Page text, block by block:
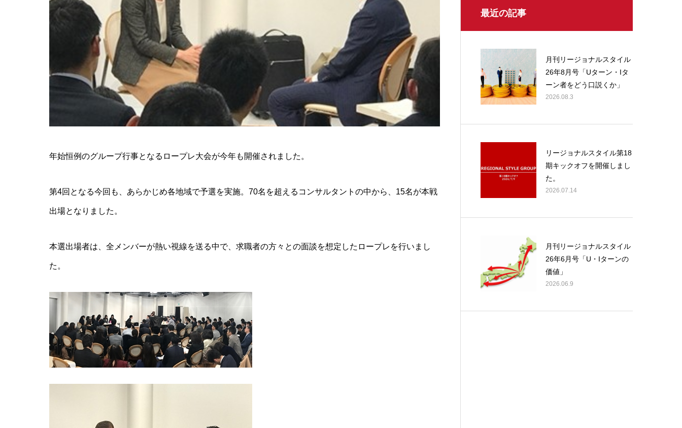
年始恒例のグループ行事となるロープレ大会が今年も開催されました。
第4回となる今回も、あらかじめ各地域で予選を実施。70名を超えるコンサルタントの中から、15名が本戦
出場となりました。
本選出場者は、全メンバーが熱い視線を送る中で、求職者の方々との面談を想定したロープレを行いまし
た。
最近の記事
月刊リージョナルスタイル
26年8月号「Uターン・Iタ
ーン者をどう口説くか」
2026.08.3
リージョナルスタイル第18
期キックオフを開催しまし
た。
2026.07.14
月刊リージョナルスタイル
26年6月号「U・Iターンの
価値」
2026.06.9